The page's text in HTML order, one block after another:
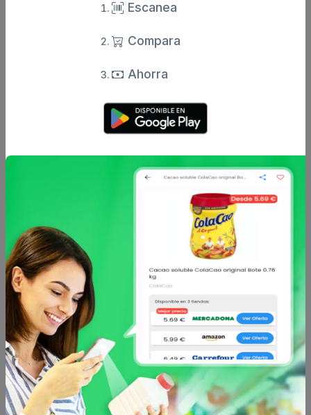
desde3.95 €
Deliplus
Cápsulas quemagrasas
deliplus caja 0.01709
100 g
desde3.95 €
Deliplus Deliplus
Escanea
Compara
Ahorra